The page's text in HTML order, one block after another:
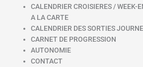
CALENDRIER CROISIERES / WEEK-
A LA CARTE
CALENDRIER DES SORTIES
CARNET DE PROGRESSION
AUTONOMIE
CONTACT